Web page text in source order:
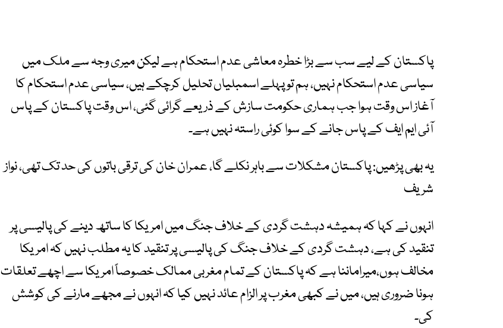
پاکستان کے لیے سب سے بڑا خطرہ معاشی عدم استحکام ہے لیکن میری وجہ سے ملک میں
سیاسی عدم استحکام نہیں، ہم تو پہلے اسمبلیاں تحلیل کرچکے ہیں، سیاسی عدم استحکام کا
آغاز اس وقت ہوا جب ہماری حکومت سازش کے ذریعے گرائی گئی، اس وقت پاکستان کے پاس
آئی ایم ایف کے پاس جانے کے سوا کوئی راستہ نہیں ہے۔
یہ بھی پڑھیں: پاکستان مشکلات سے باہر نکلے گا، عمران خان کی ترقی باتوں کی حد تک تھی، نواز
شریف
انہوں نے کہا کہ ہمیشہ دہشت گردی کے خلاف جنگ میں امریکا کا ساتھ دینے کی پالیسی پر
تنقید کی ہے، دہشت گردی کے خلاف جنگ کی پالیسی پر تنقید کا یہ مطلب نہیں کہ امریکا
مخالف ہوں،میراماننا ہے کہ پاکستان کے تمام مغربی ممالک خصوصاً امریکا سے اچھے تعلقات
ہونا ضروری ہیں، میں نے کبھی مغرب پر الزام عائد نہیں کیا کہ انہوں نے مجھے مارنے کی کوشش
کی۔